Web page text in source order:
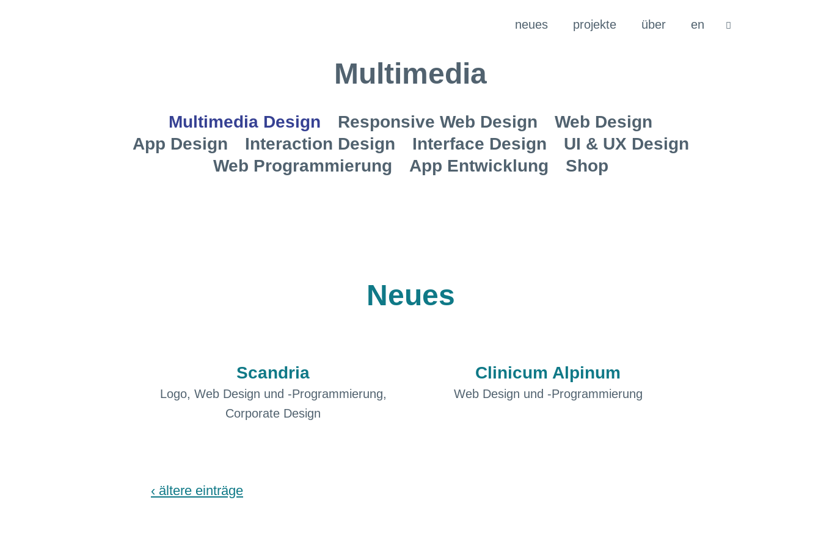
neues projekte über en
Multimedia
Multimedia Design Responsive Web Design
Web Design
App Design
Interaction Design Interface Design
UI & UX Design
Web Programmierung
App Entwicklung Shop
Neues
Scandria
Logo, Web Design und -Programmierung,
Corporate Design
Clinicum Alpinum
Web Design und -Programmierung
‹ ältere einträge